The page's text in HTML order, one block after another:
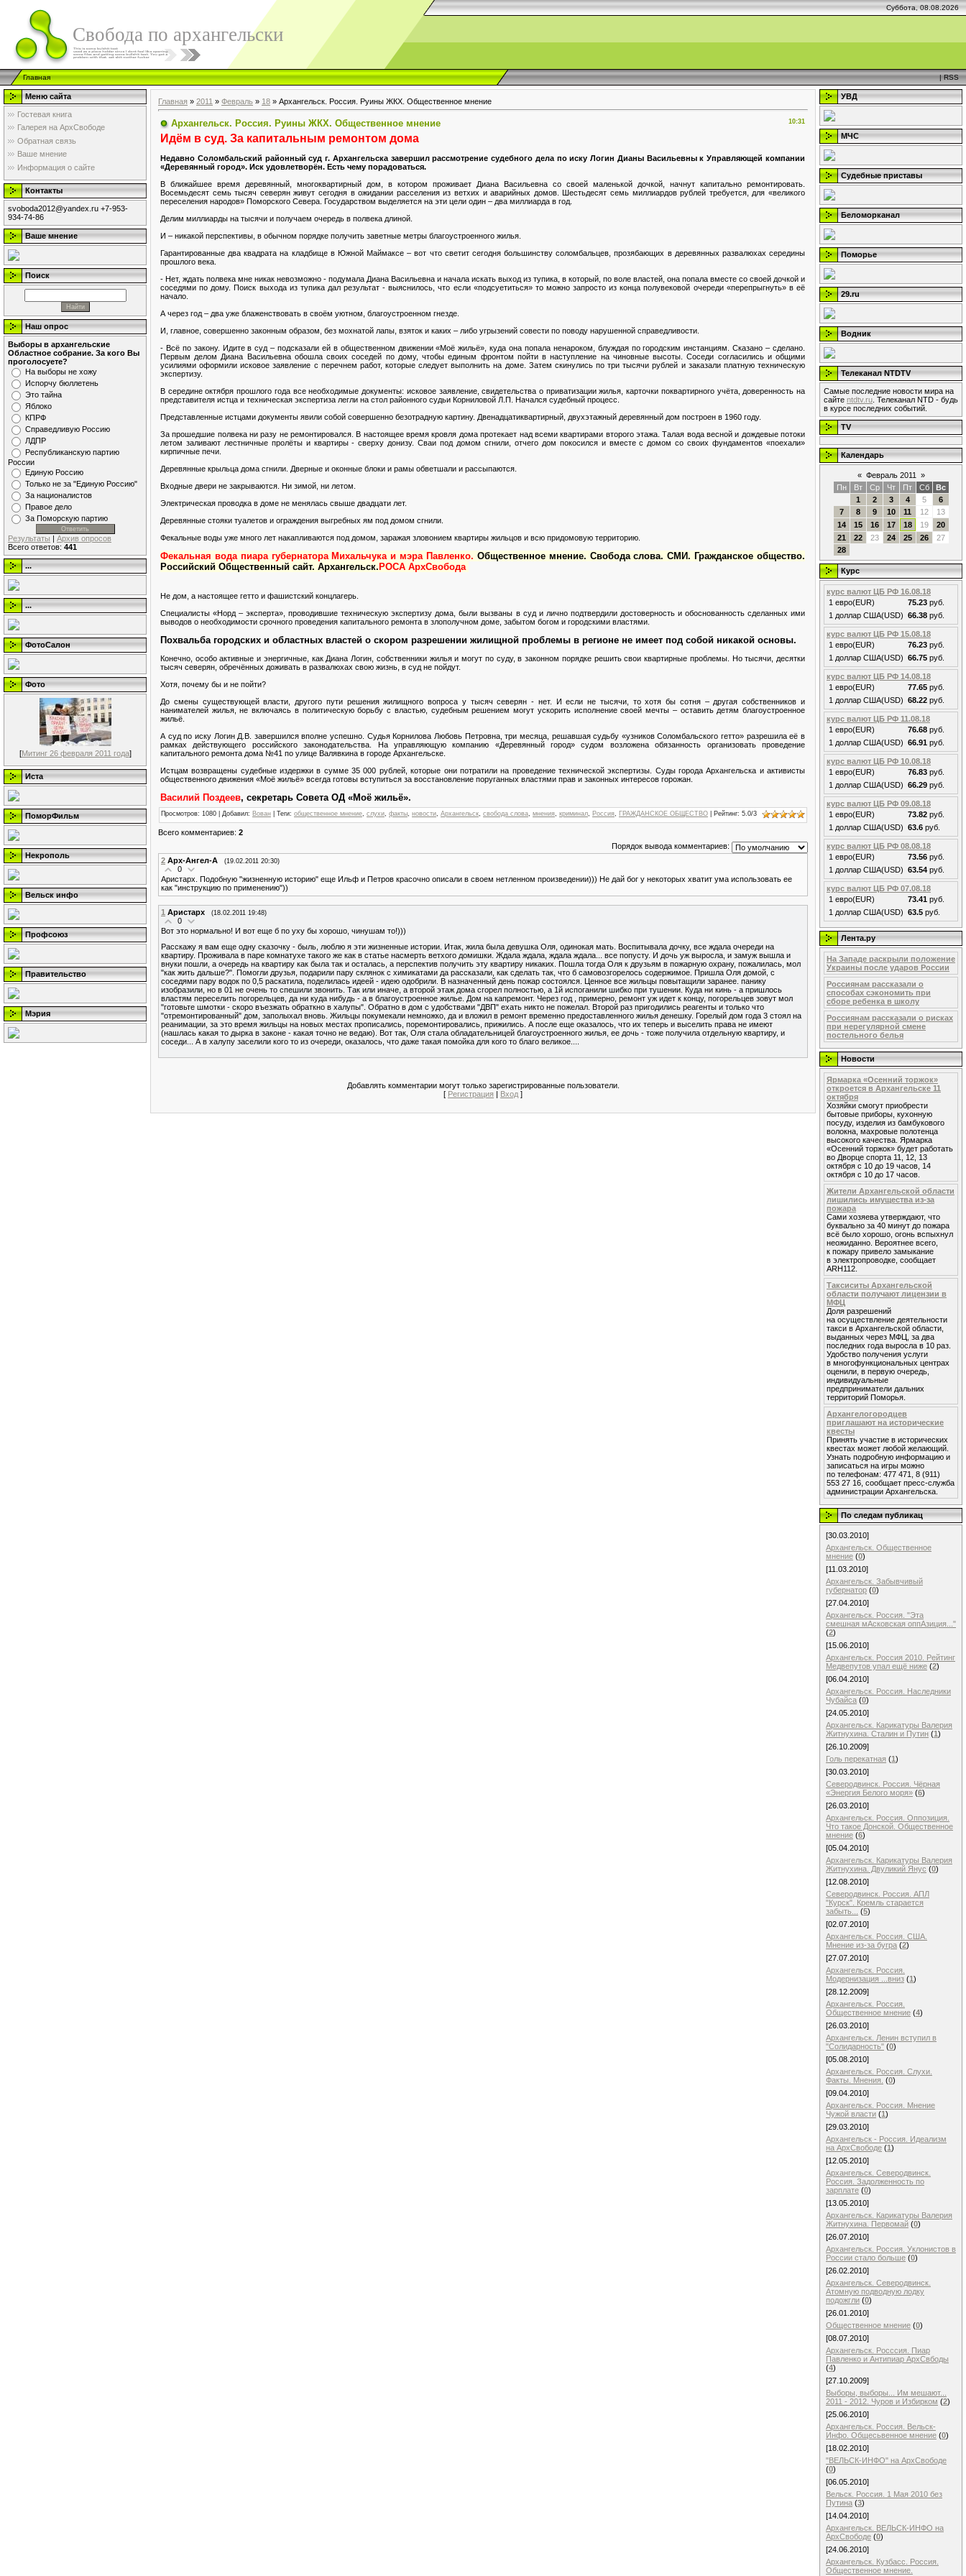
Суббота, 08.08.2026
Свобода по архангельски
Главная |RSS
Меню сайта
Гостевая книга
Галерея на АрхСвободе
Обратная связь
Ваше мнение
Информация о сайте
Контакты
svoboda2012@yandex.ru +7-953-
934-74-86
Ваше мнение
Поиск
Наш опрос
Выборы в архангельские
Областное собрание. За кого Вы
проголосуете?
На выборы не хожу
Испорчу бюллетень
Это тайна
Яблоко
КПРФ
Справедливую Россию
ЛДПР
Республиканскую партию
России
Единую Россию
Только не за "Единую Россию"
За националистов
Правое дело
За Поморскую партию
Результаты | Архив опросов
Всего ответов: 441
...
...
ФотоСалон
Фото
[Митинг 26 февраля 2011 года]
Иста
ПоморФильм
Некрополь
Вельск инфо
Профсоюз
Правительство
Мэрия
Главная » 2011 » Февраль » 18 » Архангельск. Россия. Руины ЖКХ. Общественное мнение
10:31
Архангельск. Россия. Руины ЖКХ. Общественное мнение
Идём в суд. За капитальным ремонтом дома
Недавно Соломбальский районный суд г. Архангельска завершил рассмотрение судебного дела по иску Логин Дианы Васильевны к Управляющей компании
«Деревянный город». Иск удовлетворён. Есть чему порадоваться.
В ближайшее время деревянный, многоквартирный дом, в котором проживает Диана Васильевна со своей маленькой дочкой, начнут капитально ремонтировать.
Восемьдесят семь тысяч северян живут сегодня в ожидании расселения из ветхих и аварийных домов. Шестьдесят семь миллиардов рублей требуется, для «великого
переселения народов» Поморского Севера. Государством выделяется на эти цели один – два миллиарда в год.
Делим миллиарды на тысячи и получаем очередь в полвека длиной.
И – никакой перспективы, в обычном порядке получить заветные метры благоустроенного жилья.
Гарантированные два квадрата на кладбище в Южной Маймаксе – вот что светит сегодня большинству соломбальцев, прозябающих в деревянных развалюхах середины
прошлого века.
- Нет, ждать полвека мне никак невозможно - подумала Диана Васильевна и начала искать выход из тупика, в который, по воле властей, она попала вместе со своей дочкой и
соседями по дому. Поиск выхода из тупика дал результат - выяснилось, что если «подсуетиться» то можно запросто из конца полувековой очереди «перепрыгнуть» в её
начало.
А через год – два уже блаженствовать в своём уютном, благоустроенном гнезде.
И, главное, совершенно законным образом, без мохнатой лапы, взяток и каких – либо угрызений совести по поводу нарушенной справедливости.
- Всё по закону. Идите в суд – подсказали ей в общественном движении «Моё жильё», куда она попала ненароком, блуждая по городским инстанциям. Сказано – сделано.
Первым делом Диана Васильевна обошла своих соседей по дому, чтобы единым фронтом пойти в наступление на чиновные высоты. Соседи согласились и общими
усилиями оформили исковое заявление с перечнем работ, которые следует выполнить на доме. Затем скинулись по три тысячи рублей и заказали платную техническую
экспертизу.
В середине октября прошлого года все необходимые документы: исковое заявление, свидетельства о приватизации жилья, карточки поквартирного учёта, доверенность на
представителя истца и техническая экспертиза легли на стол районного судьи Корниловой Л.П. Начался судебный процесс.
Представленные истцами документы явили собой совершенно безотрадную картину. Двенадцатиквартирный, двухэтажный деревянный дом построен в 1960 году.
За прошедшие полвека ни разу не ремонтировался. В настоящее время кровля дома протекает над всеми квартирами второго этажа. Талая вода весной и дождевые потоки
летом заливают лестничные пролёты и квартиры - сверху донизу. Сваи под домом сгнили, отчего дом покосился и вместе с домом со своих фундаментов «поехали»
кирпичные печи.
Деревянные крыльца дома сгнили. Дверные и оконные блоки и рамы обветшали и рассыпаются.
Входные двери не закрываются. Ни зимой, ни летом.
Электрическая проводка в доме не менялась свыше двадцати лет.
Деревянные стояки туалетов и ограждения выгребных ям под домом сгнили.
Фекальные воды уже много лет накапливаются под домом, заражая зловонием квартиры жильцов и всю придомовую территорию.
Фекальная вода пиара губернатора Михальчука и мэра Павленко. Общественное мнение. Свобода слова. СМИ. Гражданское общество.
Российский Общественный сайт. Архангельск.РОСА АрхСвобода
Не дом, а настоящее гетто и фашистский концлагерь.
Специалисты «Норд – эксперта», проводившие техническую экспертизу дома, были вызваны в суд и лично подтвердили достоверность и обоснованность сделанных ими
выводов о необходимости срочного проведения капитального ремонта в злополучном доме, забытом богом и городскими властями.
Похвальба городских и областных властей о скором разрешении жилищной проблемы в регионе не имеет под собой никакой основы.
Конечно, особо активные и энергичные, как Диана Логин, собственники жилья и могут по суду, в законном порядке решить свои квартирные проблемы. Но тысячи, десятки
тысяч северян, обречённых доживать в развалюхах свою жизнь, в суд не пойдут.
Хотя, почему бы и не пойти?
До смены существующей власти, другого пути решения жилищного вопроса у тысяч северян - нет. И если не тысячи, то хотя бы сотня – другая собственников и
нанимателей жилья, не включаясь в политическую борьбу с властью, судебным решением могут ускорить исполнение своей мечты – оставить детям благоустроенное
жильё.
А суд по иску Логин Д.В. завершился вполне успешно. Судья Корнилова Любовь Петровна, три месяца, решавшая судьбу «узников Соломбальского гетто» разрешила её в
рамках действующего российского законодательства. На управляющую компанию «Деревянный город» судом возложена обязанность организовать проведение
капитального ремонта дома №41 по улице Валявкина в городе Архангельске.
Истцам возвращены судебные издержки в сумме 35 000 рублей, которые они потратили на проведение технической экспертизы. Суды города Архангельска и активисты
общественного движения «Моё жильё» всегда готовы вступиться за восстановление поруганных властями прав и законных интересов горожан.
Василий Поздеев, секретарь Совета ОД «Моё жильё».
Просмотров: 1080 | Добавил: Вован Теги: общественное мнение слухи факты новости Архангельск свобода слова мнения криминал Россия ГРАЖДАНСКОЕ ОБЩЕСТВО Рейтинг: 5.0/3
Всего комментариев: 2
Порядок вывода комментариев:
2 Арх-Ангел-А (19.02.2011 20:30)
0
Аристарх. Подобную "жизненную историю" еще Ильф и Петров красочно описали в своем нетленном произведении))) Не дай бог у некоторых хватит ума использовать ее
как "инструкцию по применению"))
1 Аристарх (18.02.2011 19:48)
0
Вот это нормально! И вот еще б по уху бы хорошо, чинушам то!)))
Расскажу я вам еще одну сказочку - быль, люблю я эти жизненные истории. Итак, жила была девушка Оля, одинокая мать. Воспитывала дочку, все ждала очереди на
квартиру. Проживала в паре комнатухе такого же как в статье насмерть ветхого домишки. Ждала ждала, ждала ждала... все попусту. И дочь уж выросла, и замуж вышла и
внуки пошли, а очередь на квартиру как была так и осталась, а перспектив получить эту квартиру никаких. Пошла тогда Оля к друзьям в пожарную охрану, пожалилась, мол
"как жить дальше?". Помогли друзья, подарили пару склянок с химикатами да рассказали, как сделать так, что б самовозгорелось содержимое. Пришла Оля домой, с
соседями пару водок по 0,5 раскатила, поделилась идеей - идею одобрили. В назначенный день пожар состоялся. Ценное все жильцы повытащили заранее. панику
изобразили, но в 01 не очень то спешили звонить. Так или иначе, а второй этаж дома сгорел полностью, а 1й испоганили шибко при тушении. Куда ни кинь - а пришлось
властям переселить погорельцев, да ни куда нибудь - а в благоустроенное жилье. Дом на капремонт. Через год , примерно, ремонт уж идет к концу, погорельцев зовут мол
"готовьте шмотки - скоро въезжать обраткно в халупы". Обратно в дом с удобствами "ДВП" ехать никто не пожелал. Второй раз пригодились реагенты и только что
"отремонтированный" дом, заполыхал вновь. Жильцы покумекали немножко, да и вложил в ремонт временно предоставленного жилья денешку. Горелый дом года 3 стоял на
реанимации, за это время жильцы на новых местах прописались, поремонтировались, прижились. А после еще оказалось, что их теперь и выселить права не имеют
(нашлась какая то дырка в законе - какая точно не ведаю). Вот так, Оля стала обладательницей благоустроенного жилья, ее дочь - тоже получила отдельную квартиру, и
соседи... А в халупу заселили кого то из очереди, оказалось, что даже такая помойка для кого то благо великое....
Добавлять комментарии могут только зарегистрированные пользователи.
[ Регистрация | Вход ]
УВД
МЧС
Судебные приставы
Беломорканал
Поморье
29.ru
Водник
Телеканал NTDTV
Самые последние новости мира на
сайте ntdtv.ru . Телеканал NTD - будь
в курсе последних событий.
TV
Календарь
« Февраль 2011
»
Пн
Вт Ср Чт Пт Сб
Вс
1
2 3 4 5
6
7
8 9 10 11 12
13
14
15 16 17 18 19
20
21
22 23 24 25 26
27
28
Курс
курс валют ЦБ РФ 16.08.18
1 евро(EUR)
75.23 руб.
1 доллар США(USD) 66.38 руб.
курс валют ЦБ РФ 15.08.18
1 евро(EUR)
76.23 руб.
1 доллар США(USD) 66.75 руб.
курс валют ЦБ РФ 14.08.18
1 евро(EUR)
77.65 руб.
1 доллар США(USD) 68.22 руб.
курс валют ЦБ РФ 11.08.18
1 евро(EUR)
76.68 руб.
1 доллар США(USD) 66.91 руб.
курс валют ЦБ РФ 10.08.18
1 евро(EUR)
76.83 руб.
1 доллар США(USD) 66.29 руб.
курс валют ЦБ РФ 09.08.18
1 евро(EUR)
73.82 руб.
1 доллар США(USD) 63.6 руб.
курс валют ЦБ РФ 08.08.18
1 евро(EUR)
73.56 руб.
1 доллар США(USD) 63.54 руб.
курс валют ЦБ РФ 07.08.18
1 евро(EUR)
73.41 руб.
1 доллар США(USD) 63.5 руб.
Лента.ру
На Западе раскрыли положение
Украины после ударов России
Россиянам рассказали о
способах сэкономить при
сборе ребенка в школу
Россиянам рассказали о рисках
при нерегулярной смене
постельного белья
Новости
Ярмарка «Осенний торжок»
откроется в Архангельске 11
октября
Хозяйки смогут приобрести
бытовые приборы, кухонную
посуду, изделия из бамбукового
волокна, махровые полотенца
высокого качества. Ярмарка
«Осенний торжок» будет работать
во Дворце спорта 11, 12, 13
октября с 10 до 19 часов, 14
октября с 10 до 17 часов.
Жители Архангельской области
лишились имущества из-за
пожара
Сами хозяева утверждают, что
буквально за 40 минут до пожара
всё было хорошо, огонь вспыхнул
неожиданно. Вероятнее всего,
к пожару привело замыкание
в электропроводке, сообщает
ARH112.
Таксиситы Архангельской
области получают лицензии в
МФЦ
Доля разрешений
на осуществление деятельности
такси в Архангельской области,
выданных через МФЦ, за два
последних года выросла в 10 раз.
Удобство получения услуги
в многофункциональных центрах
оценили, в первую очередь,
индивидуальные
предприниматели дальних
территорий Поморья.
Архангелогородцев
приглашают на исторические
квесты
Принять участие в исторических
квестах может любой желающий.
Узнать подробную информацию и
записаться на игры можно
по телефонам: 477 471, 8 (911)
553 27 16, сообщает пресс-служба
администрации Архангельска.
По следам публикац
[30.03.2010]
Архангельск. Общественное
мнение (0)
[11.03.2010]
Архангельск. Забывчивый
губернатор (0)
[27.04.2010]
Архангельск. Россия. "Эта
смешная мАсковская оппАзиция..."
(2)
[15.06.2010]
Архангельск. Россия 2010. Рейтинг
Медвепутов упал ещё ниже (2)
[06.04.2010]
Архангельск. Россия. Наследники
Чубайса (0)
[24.05.2010]
Архангельск. Карикатуры Валерия
Житнухина. Cталин и Путин (1)
[26.10.2009]
Голь перекатная (1)
[30.03.2010]
Северодвинск. Россия. Чёрная
«Энергия Белого моря» (6)
[26.03.2010]
Архангельск. Россия. Оппозиция.
Что такое Донской. Общественное
мнение (6)
[05.04.2010]
Архангельск. Карикатуры Валерия
Житнухина. Двуликий Янус (0)
[12.08.2010]
Северодвинск. Россия. АПЛ
"Курск". Кремль старается
забыть...
(5)
[02.07.2010]
Архангельск. Россия. США.
Мнение из-за бугра (2)
[27.07.2010]
Архангельск. Россия.
Модернизация ...вниз (1)
[28.12.2009]
Архангельск. Россия.
Общественное мнение (4)
[26.03.2010]
Архангельск. Ленин вступил в
"Солидарность" (0)
[05.08.2010]
Архангельск. Россия. Слухи.
Факты. Мнения. (0)
[09.04.2010]
Архангельск. Россия. Мнение
Чужой власти (1)
[29.03.2010]
Архангельск - Россия. Идеализм
на АрхСвободе (1)
[12.05.2010]
Архангельск. Северодвинск.
Россия. Задолженность по
зарплате (0)
[13.05.2010]
Архангельск. Карикатуры Валерия
Житнухина. Первомай (0)
[26.07.2010]
Архангельск. Россия. Уклонистов в
России стало больше (0)
[26.02.2010]
Архангельск. Северодвинск.
Атомную подводную лодку
подожгли (0)
[26.01.2010]
Общественное мнение (0)
[08.07.2010]
Архангельск. Росссия. Пиар
Павленко и Антипиар АрхСвбоды
(4)
[27.10.2009]
Выборы, выборы... Им мешают...
2011 - 2012. Чуров и Избирком (2)
[25.06.2010]
Архангельск. Россия. Вельск-
Инфо. Общесьвенное мнение (0)
[18.02.2010]
"ВЕЛЬСК-ИНФО" на АрхСвободе
(0)
[06.05.2010]
Вельск. Россия. 1 Мая 2010 без
Путина (3)
[14.04.2010]
Архангельск. ВЕЛЬСК-ИНФО на
АрхСвободе (0)
[24.06.2010]
Архангельск. Кузбасс. Россия.
Общественное мнение.